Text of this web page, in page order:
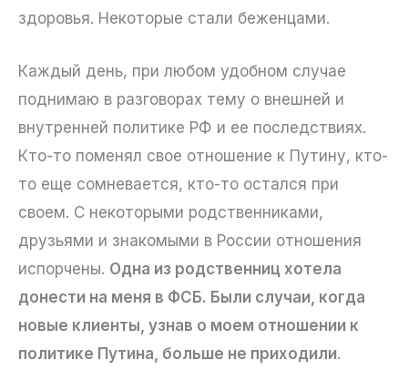
здоровья. Некоторые стали беженцами.
Каждый день, при любом удобном случае
поднимаю в разговорах тему о внешней и
внутренней политике РФ и ее последствиях.
Кто-то поменял свое отношение к Путину, кто-
то еще сомневается, кто-то остался при
своем. С некоторыми родственниками,
друзьями и знакомыми в России отношения
испорчены. Одна из родственниц хотела
донести на меня в ФСБ. Были случаи, когда
новые клиенты, узнав о моем отношении к
политике Путина, больше не приходили.